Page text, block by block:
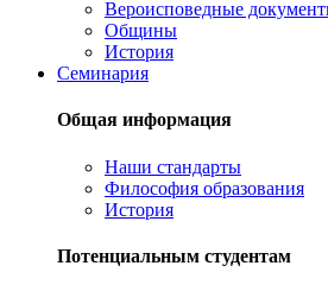
Вероисповедные
Общины
История
Семинария
Общая информация
Наши стандарты
Философия образования
История
Потенциальным студентам